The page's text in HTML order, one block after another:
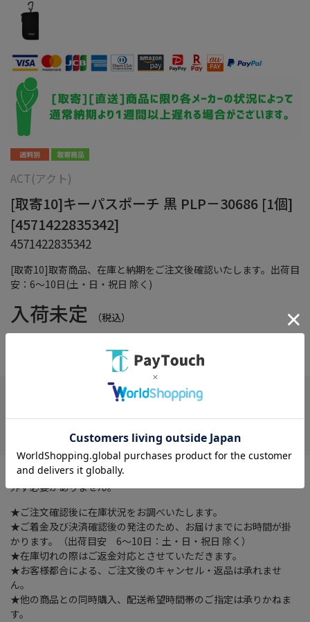
[取寄10]取寄商品、在庫と納期をご注文後確認いたします。出荷目
安：6～10日(土・日・祝日 除く)
ACT(アクト)
[取寄10]キーパスポーチ 黒 PLP－30686 [1個]
[4571422835342]
4571422835342
入荷未定 （税込）
お気に入り
パスケースとキーケースが一つに。リール式カラビナフックで取り
外す必要がありません。
★ご注文確認後に在庫状況をお調べいたします。
★ご着金及び決済確認後の発注のため、お届けまでにお時間が掛
かります。（出荷目安 6～10日：土・日・祝日 除く）
★在庫切れの際はご返金対応とさせていただきます。
★お客様都合による、ご注文後のキャンセル・返品は承れませ
ん。
★他の商品との同時購入、配送希望時間帯のご指定は承りかねま
す。